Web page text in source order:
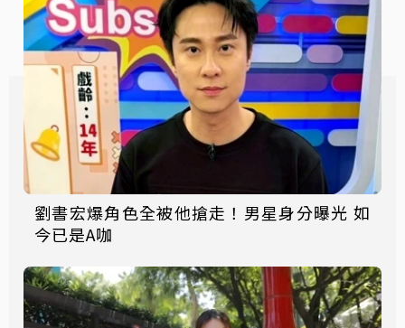
劉書宏爆角色全被他搶走！男星身分曝光 如
今已是A咖